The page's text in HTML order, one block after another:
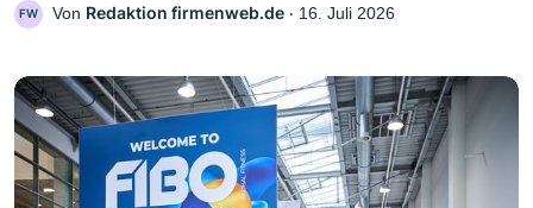
FW Von Redaktion firmenweb.de ‧ 16. Juli 2026